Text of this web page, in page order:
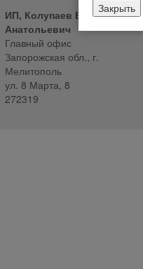
ИП, Колупаев Виктор
Анатольевич
Главный офис
Запорожская обл., г.
Мелитополь
ул. 8 Марта, 8
272319
Закрыть